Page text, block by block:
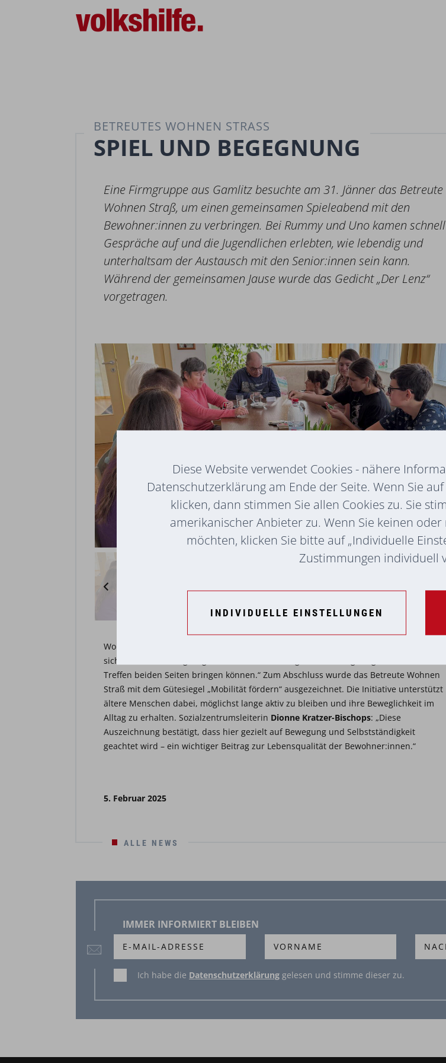
BETREUTES WOHNEN STRASS
SPIEL UND BEGEGNUNG
Eine Firmgruppe aus Gamlitz besuchte am 31. Jänner das Betreute
Wohnen Straß, um einen gemeinsamen Spieleabend mit den
Bewohner:innen zu verbringen. Bei Rummy und Uno kamen schnell
Gespräche auf und die Jugendlichen erlebten, wie lebendig und
unterhaltsam der Austausch mit den Senior:innen sein kann.
Während der gemeinsamen Jause wurde das Gedicht „Der Lenz“
vorgetragen.
Wohnbetreuerin
sich ohne Berührungsängste auf den Abend eingelassen und gezeigt, wie viel solche
Treffen beiden Seiten bringen können.“ Zum Abschluss wurde das Betreute Wohnen
Straß mit dem Gütesiegel „Mobilität fördern“ ausgezeichnet. Die Initiative unterstützt
ältere Menschen dabei, möglichst lange aktiv zu bleiben und ihre Beweglichkeit im
Alltag zu erhalten. Sozialzentrumsleiterin Dionne Kratzer-Bischops: „Diese
Auszeichnung bestätigt, dass hier gezielt auf Bewegung und Selbstständigkeit
geachtet wird – ein wichtiger Beitrag zur Lebensqualität der Bewohner:innen.“
5. Februar 2025
ALLE NEWS
IMMER INFORMIERT BLEIBEN
Ich habe die Datenschutzerklärung gelesen und stimme dieser zu.
Diese Website verwendet Cookies - nähere
Datenschutzerklärung am Ende der Seite. Wenn Sie
klicken, dann stimmen Sie allen Cookies zu. Sie
amerikanischer Anbieter zu. Wenn Sie keinen
möchten, klicken Sie bitte auf „Individuelle
Zustimmungen individuell
INDIVIDUELLE EINSTELLUNGEN